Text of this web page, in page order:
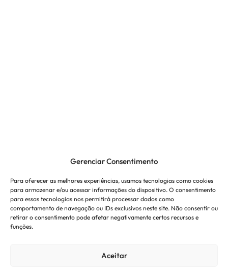
Gerenciar Consentimento
Para oferecer as melhores experiências, usamos tecnologias como cookies
para armazenar e/ou acessar informações do dispositivo. O consentimento
para essas tecnologias nos permitirá processar dados como
comportamento de navegação ou IDs exclusivos neste site. Não consentir ou
retirar o consentimento pode afetar negativamente certos recursos e
funções.
Aceitar
primeiro forno Pusher